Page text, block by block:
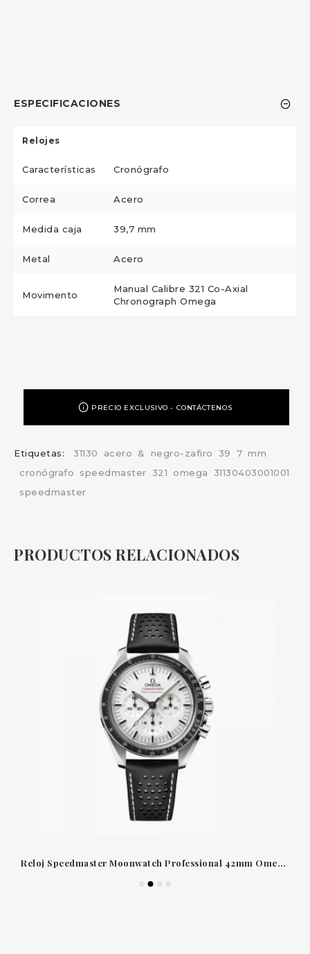
ESPECIFICACIONES
Relojes
Características Cronógrafo
Correa Acero
Medida caja 39,7 mm
Metal Acero
Movimento
Manual Calibre 321 Co-Axial
Chronograph Omega
PRECIO EXCLUSIVO - CONTÁCTENOS
Etiquetas: 31130 acero & negro-zafiro 39 7 mm
cronógrafo
speedmaster 321 omega
31130403001001
speedmaster
PRODUCTOS RELACIONADOS
Reloj Speedmaster Moonwatch Professional 42mm Omega 31032425004002